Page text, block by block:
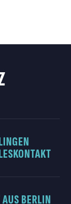
KONTAKT
BERLIN